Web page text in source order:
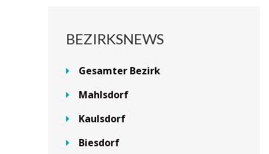
BEZIRKSNEWS
Gesamter Bezirk
Mahlsdorf
Kaulsdorf
Biesdorf